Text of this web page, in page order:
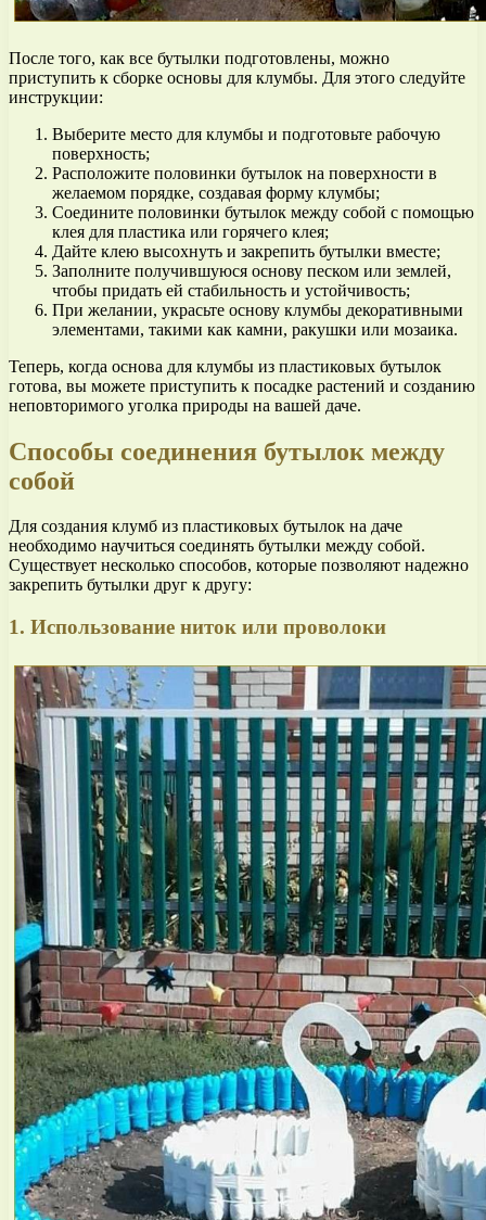
После того, как все бутылки подготовлены, можно
приступить к сборке основы для клумбы. Для этого следуйте
инструкции:
Выберите место для клумбы и подготовьте рабочую
поверхность;
Расположите половинки бутылок на поверхности в
желаемом порядке, создавая форму клумбы;
Соедините половинки бутылок между собой с помощью
клея для пластика или горячего клея;
Дайте клею высохнуть и закрепить бутылки вместе;
Заполните получившуюся основу песком или землей,
чтобы придать ей стабильность и устойчивость;
При желании, украсьте основу клумбы декоративными
элементами, такими как камни, ракушки или мозаика.
Теперь, когда основа для клумбы из пластиковых бутылок
готова, вы можете приступить к посадке растений и созданию
неповторимого уголка природы на вашей даче.
Способы соединения бутылок между
собой
Для создания клумб из пластиковых бутылок на даче
необходимо научиться соединять бутылки между собой.
Существует несколько способов, которые позволяют надежно
закрепить бутылки друг к другу:
1. Использование ниток или проволоки